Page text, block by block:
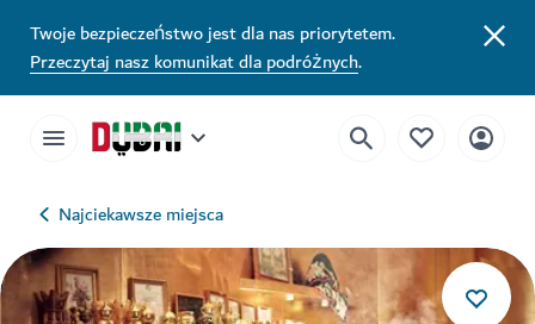
Twoje bezpieczeństwo jest dla nas priorytetem.
Przeczytaj nasz komunikat dla podróżnych.
Najciekawsze miejsca